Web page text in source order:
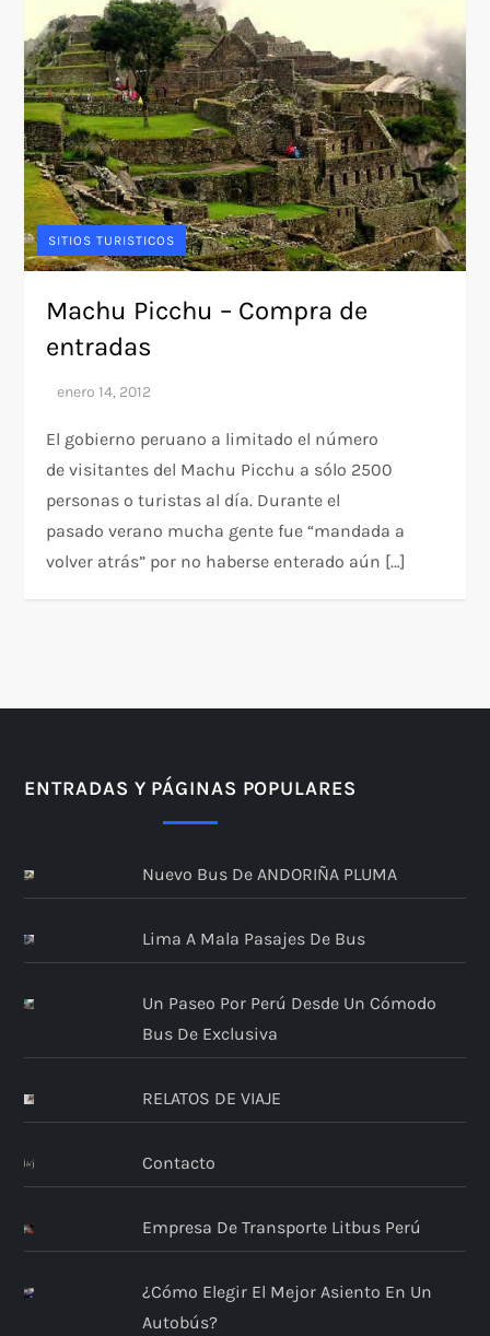
SITIOS TURISTICOS
Machu Picchu – Compra de
entradas
El gobierno peruano a limitado el número
de visitantes del Machu Picchu a sólo 2500
personas o turistas al día. Durante el
pasado verano mucha gente fue “mandada a
volver atrás” por no haberse enterado aún […]
ENTRADAS Y PÁGINAS POPULARES
Nuevo Bus De ANDORIÑA PLUMA
Lima A Mala Pasajes De Bus
Un Paseo Por Perú Desde Un Cómodo
Bus De Exclusiva
RELATOS DE VIAJE
Contacto
Empresa De Transporte Litbus Perú
¿Cómo Elegir El Mejor Asiento En Un
Autobús?